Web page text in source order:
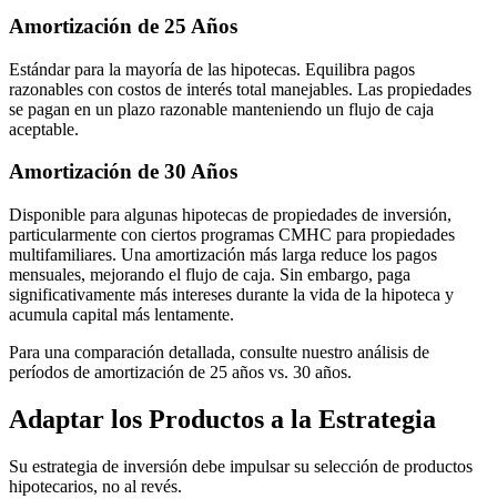
Amortización de 25 Años
Estándar para la mayoría de las hipotecas. Equilibra pagos
razonables con costos de interés total manejables. Las propiedades
se pagan en un plazo razonable manteniendo un flujo de caja
aceptable.
Amortización de 30 Años
Disponible para algunas hipotecas de propiedades de inversión,
particularmente con ciertos programas CMHC para propiedades
multifamiliares. Una amortización más larga reduce los pagos
mensuales, mejorando el flujo de caja. Sin embargo, paga
significativamente más intereses durante la vida de la hipoteca y
acumula capital más lentamente.
Para una comparación detallada, consulte nuestro análisis de
períodos de amortización de 25 años vs. 30 años.
Adaptar los Productos a la Estrategia
Su estrategia de inversión debe impulsar su selección de productos
hipotecarios, no al revés.